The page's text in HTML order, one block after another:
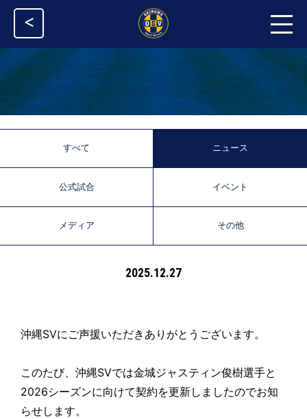
<
すべて ニュース
公式試合 イベント
メディア その他
2025.12.27
沖縄SVにご声援いただきありがとうございます。
このたび、沖縄SVでは金城ジャスティン俊樹選手と
2026シーズンに向けて契約を更新しましたのでお知
らせします。